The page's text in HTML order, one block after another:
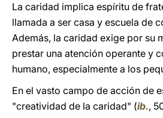
La caridad implica espíritu de
llamada a ser casa y escuela de
Además, la caridad exige por su
prestar una atención operante y
humano, especialmente a los
En el vasto campo de acción de
"creatividad de la caridad" (ib.,